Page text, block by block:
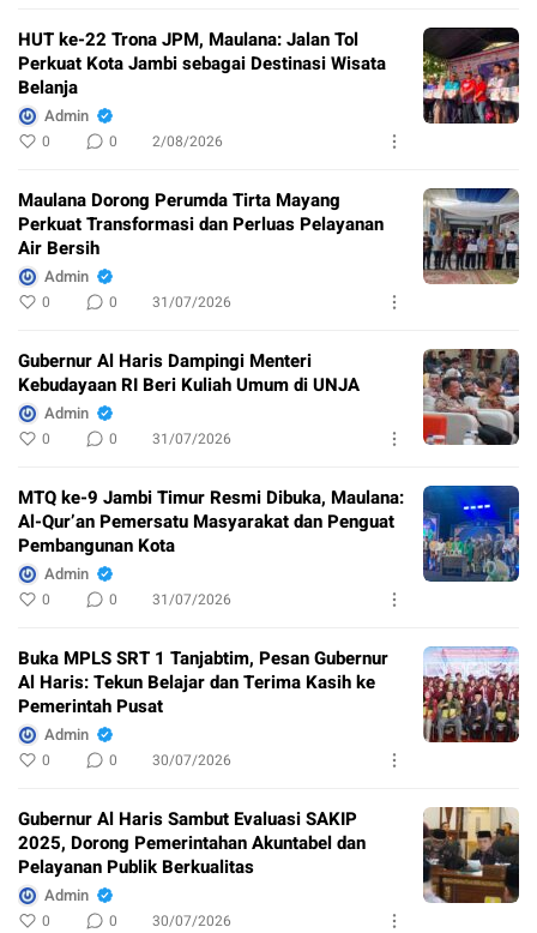
HUT ke-22 Trona JPM, Maulana: Jalan Tol
Perkuat Kota Jambi sebagai Destinasi Wisata
Belanja
Admin
0 0 2/08/2026
Maulana Dorong Perumda Tirta Mayang
Perkuat Transformasi dan Perluas Pelayanan
Air Bersih
Admin
0 0 31/07/2026
Gubernur Al Haris Dampingi Menteri
Kebudayaan RI Beri Kuliah Umum di UNJA
Admin
0 0 31/07/2026
MTQ ke-9 Jambi Timur Resmi Dibuka, Maulana:
Al-Qur’an Pemersatu Masyarakat dan Penguat
Pembangunan Kota
Admin
0 0 31/07/2026
Buka MPLS SRT 1 Tanjabtim, Pesan Gubernur
Al Haris: Tekun Belajar dan Terima Kasih ke
Pemerintah Pusat
Admin
0 0 30/07/2026
Gubernur Al Haris Sambut Evaluasi SAKIP
2025, Dorong Pemerintahan Akuntabel dan
Pelayanan Publik Berkualitas
Admin
0 0 30/07/2026